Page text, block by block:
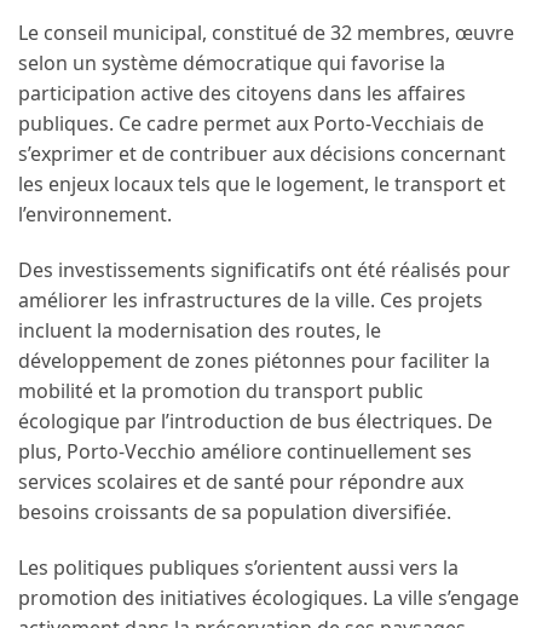
Le conseil municipal, constitué de 32 membres, œuvre
selon un système démocratique qui favorise la
participation active des citoyens dans les affaires
publiques. Ce cadre permet aux Porto-Vecchiais de
s’exprimer et de contribuer aux décisions concernant
les enjeux locaux tels que le logement, le transport et
l’environnement.
Des investissements significatifs ont été réalisés pour
améliorer les infrastructures de la ville. Ces projets
incluent la modernisation des routes, le
développement de zones piétonnes pour faciliter la
mobilité et la promotion du transport public
écologique par l’introduction de bus électriques. De
plus, Porto-Vecchio améliore continuellement ses
services scolaires et de santé pour répondre aux
besoins croissants de sa population diversifiée.
Les politiques publiques s’orientent aussi vers la
promotion des initiatives écologiques. La ville s’engage